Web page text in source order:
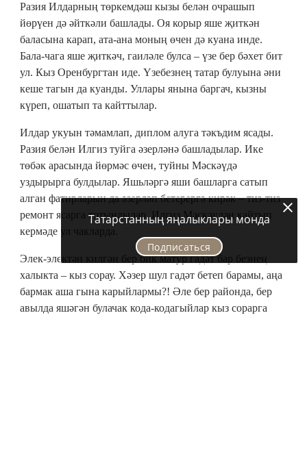
Разия Илдарның төркемдәш кызы белән очрашып
йөрүен дә әйткәли башлады. Оя корыр яше җиткән
баласына карап, ата-ана моның өчен дә куана инде.
Бала-чага яше җиткәч, гаиләле булса – үзе бер бәхет бит
ул. Кыз Оренбургтан иде. Үзебезнең татар булуына әни
кеше тагын да куанды. Уллары янына баргач, кызны
күреп, ошатып та кайттылар.
Илдар укуын тәмамлап, диплом алуга тәкъдим ясады.
Разия белән Илгиз туйга әзерләнә башладылар. Ике
төбәк арасында йөрмәс өчен, туйны Мәскәүдә
уздырырга булдылар. Яшьләргә яши башларга сатып
алган фатирларын да әзерләп бетерергә кирәк – тиз-тиз
ремонт ясарга тотындылар. Илгиз Мәскәүдән кайтып
кермәде ул чакларда.
Элек-электән килгән бер бик матур гадәт бар безнең
халыкта – кыз сорау. Хәзер шул гадәт бетеп барамы, аңа
бармак аша гына карыйлармы?! Әле бер районда, бер
авылда яшәгән булачак кода-кодагыйлар кыз сорарга
Татарстанның яңалыклары монда
Подписаться